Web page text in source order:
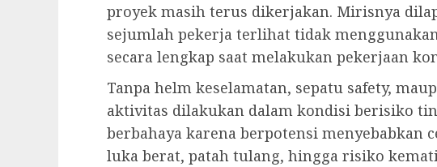
proyek masih terus dikerjakan. Mirisnya
sejumlah pekerja terlihat tidak
secara lengkap saat melakukan pekerjaan
Tanpa helm keselamatan, sepatu safety,
aktivitas dilakukan dalam kondisi berisiko
berbahaya karena berpotensi menyebabkan
luka berat, patah tulang, hingga risiko